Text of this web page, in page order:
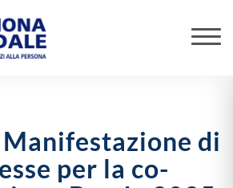
di
per la co-